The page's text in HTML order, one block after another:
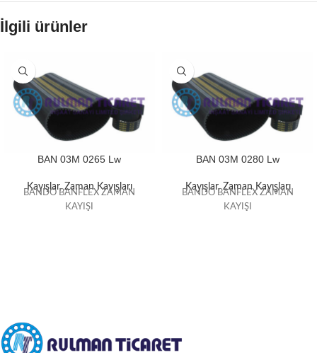
İlgili ürünler
BAN 03M 0265 Lw
Kayışlar,Zaman Kayışları
BANDO BANFLEX ZAMAN
KAYIŞI
BAN 03M 0280 Lw
Kayışlar,Zaman Kayışları
BANDO BANFLEX ZAMAN
KAYIŞI